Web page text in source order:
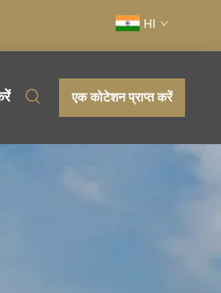
HI
एक कोटेशन प्राप्त करें